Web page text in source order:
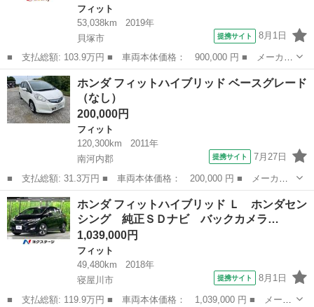
フィット
53,038km
2019年
貝塚市
提携サイト 8月1日
■ 支払総額: 103.9万円 ■ 車両本体価格： 900,000 円 ■ メーカー
名： ホンダ ■ 車種名： フィット ■ グレード名： １３Ｇ・
Ｌ ホンダセンシング 純正ナビ ＥＴＣ バックカメラ オートク
ルーズコント...
大阪 貝塚市 フィット
ホンダ フィットハイブリッド ベースグレード
（なし）
200,000円
フィット
120,300km
2011年
南河内郡
提携サイト 7月27日
■ 支払総額: 31.3万円 ■ 車両本体価格： 200,000 円 ■ メーカー
名： ホンダ ■ 車種名： フィットハイブリッド ■ グレード
名： ベースグレード ■ 排気量： 1300cc ■ ドア枚数： 5D ■
ミ...
大阪 南河内郡 フィット
ホンダ フィットハイブリッド Ｌ ホンダセン
シング 純正ＳＤナビ バックカメラ…
1,039,000円
フィット
49,480km
2018年
寝屋川市
提携サイト 8月1日
■ 支払総額: 119.9万円 ■ 車両本体価格： 1,039,000 円 ■ メーカ